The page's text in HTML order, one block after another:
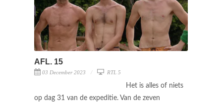
AFL. 15
03 December 2023 RTL 5
Het is alles of niets
op dag 31 van de expeditie. Van de zeven